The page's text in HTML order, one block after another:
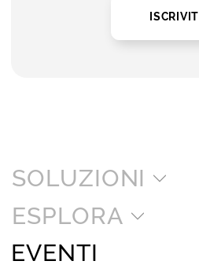
ISCRIVITI
SOLUZIONI
ESPLORA
EVENTI